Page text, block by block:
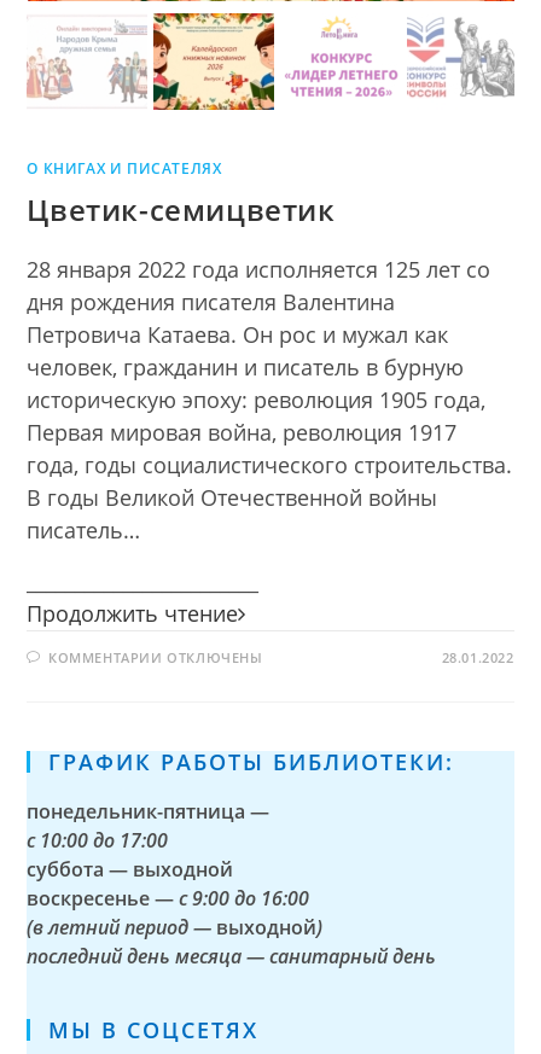
О КНИГАХ И ПИСАТЕЛЯХ
Цветик-семицветик
28 января 2022 года исполняется 125 лет со
дня рождения писателя Валентина
Петровича Катаева. Он рос и мужал как
человек, гражданин и писатель в бурную
историческую эпоху: революция 1905 года,
Первая мировая война, революция 1917
года, годы социалистического строительства.
В годы Великой Отечественной войны
писатель…
Продолжить чтение Цветик-
КОММЕНТАРИИ К
ОТКЛЮЧЕНЫ 28.01.2022
ГРАФИК РАБОТЫ БИБЛИОТЕКИ:
понедельник-пятница —
с 10:00 до 17:00
суббота — выходной
воскресенье —с 9:00 до 16:00
(в летний период — выходной)
последний день месяца — санитарный день
МЫ В СОЦСЕТЯХ